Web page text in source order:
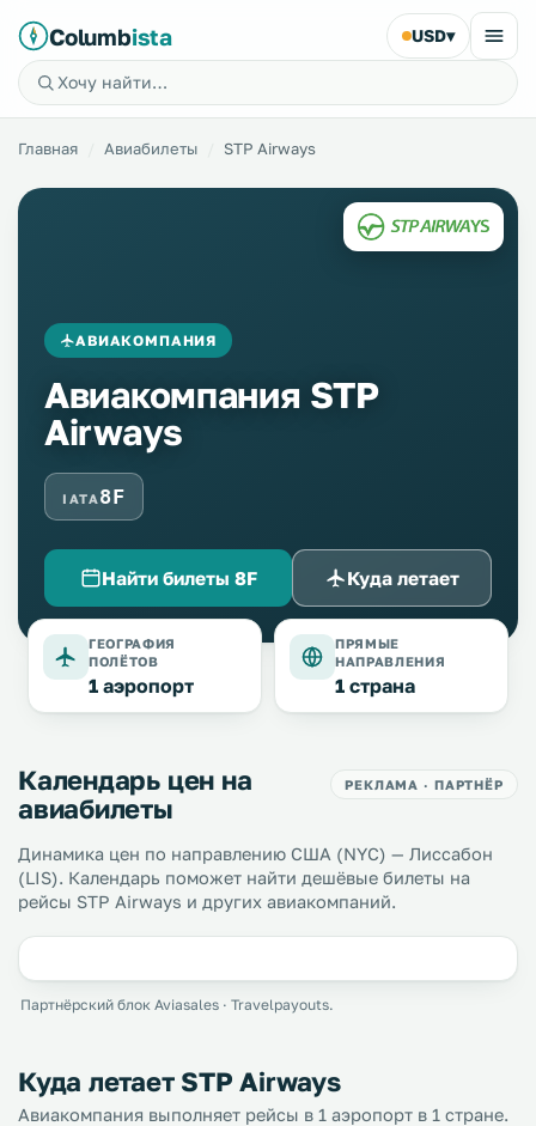
Columbista USD▾
Главная Авиабилеты STP Airways
АВИАКОМПАНИЯ
Авиакомпания STP
Airways
IATA 8F
Найти билеты 8F Куда летает
ГЕОГРАФИЯ
ПОЛЁТОВ
1 аэропорт
ПРЯМЫЕ
НАПРАВЛЕНИЯ
1 страна
Календарь цен на
авиабилеты
РЕКЛАМА · ПАРТНЁР
Динамика цен по направлению США (NYC) — Лиссабон
(LIS). Календарь поможет найти дешёвые билеты на
рейсы STP Airways и других авиакомпаний.
Партнёрский блок Aviasales · Travelpayouts.
Куда летает STP Airways
Авиакомпания выполняет рейсы в 1 аэропорт в 1 стране.